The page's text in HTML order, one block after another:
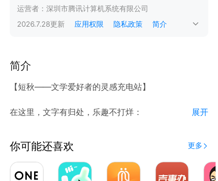
运营者： 深圳市腾讯计算机系统有限公司
2026.7.28更新 应用权限 隐私政策 简介
简介
【短秋——文学爱好者的灵感充电站】
在这里，文字有归处，乐趣不打烊：
突发灵感，让碎片想法不流失。
**实用文&文案助手**：提供各类实用文模板、文案灵
展开
你可能还喜欢 更多